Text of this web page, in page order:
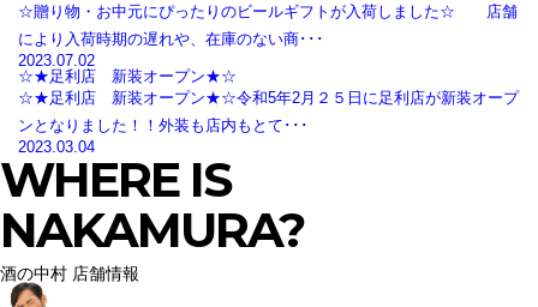
☆贈り物・お中元にぴったりのビールギフトが入荷しました☆ 店舗
により入荷時期の遅れや、在庫のない商･･･
2023.07.02
☆★足利店 新装オープン★☆
☆★足利店 新装オープン★☆令和5年2月２５日に足利店が新装オープ
ンとなりました！！外装も店内もとて･･･
2023.03.04
WHERE IS
NAKAMURA?
酒の中村 店舗情報